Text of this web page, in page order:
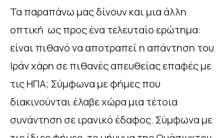
Τα παραπάνω μας δίνουν και μια άλλη
οπτική ως προς ένα τελευταίο ερώτημα:
είναι πιθανό να αποτραπεί η απάντηση του
Ιράν χάρη σε πιθανές απευθείας επαφές με
τις ΗΠΑ; Σύμφωνα με φήμες που
διακινούνται έλαβε χώρα μια τέτοια
συνάντηση σε ιρανικό έδαφος. Σύμφωνα με